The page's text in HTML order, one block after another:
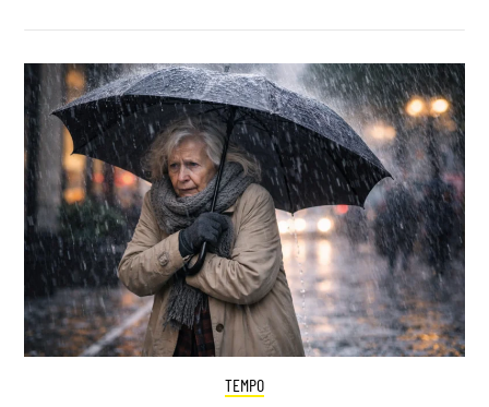
TEMPO